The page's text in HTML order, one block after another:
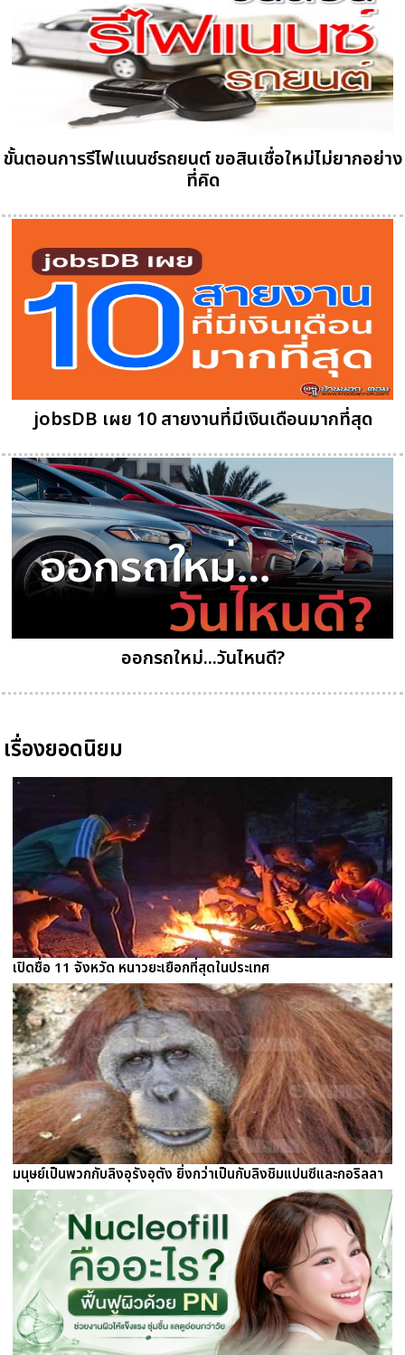
ขั้นตอนการรีไฟแนนซ์รถยนต์ ขอสินเชื่อใหม่ไม่ยากอย่าง
ที่คิด
jobsDB เผย 10 สายงานที่มีเงินเดือนมากที่สุด
ออกรถใหม่...วันไหนดี?
เรื่องยอดนิยม
เปิดชื่อ 11 จังหวัด หนาวยะเยือกที่สุดในประเทศ
มนุษย์เป็นพวกกับลิงอุรังอุตัง ยิ่งกว่าเป็นกับลิงชิมแปนซีและกอริลลา